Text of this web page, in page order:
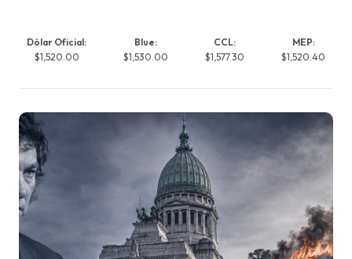
Dólar Oficial:
$1,520.00
Blue:
$1,530.00
CCL:
$1,577.30
MEP:
$1,520.40